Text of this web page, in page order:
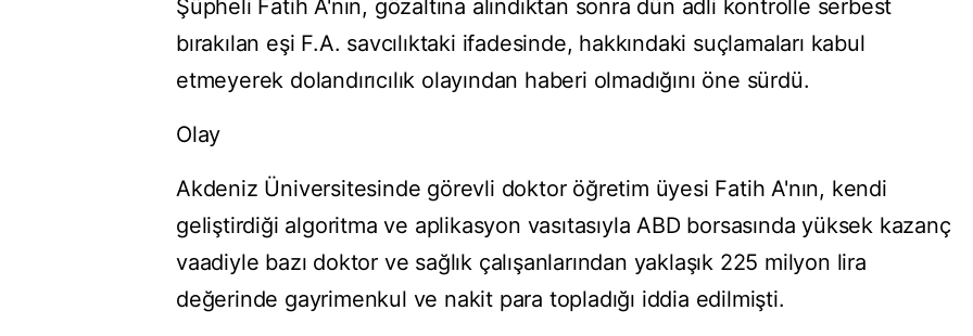
Şüpheli Fatih A'nın, gözaltına alındıktan sonra dün adli kontrolle serbest
bırakılan eşi F.A. savcılıktaki ifadesinde, hakkındaki suçlamaları kabul
etmeyerek dolandırıcılık olayından haberi olmadığını öne sürdü.
Olay
Akdeniz Üniversitesinde görevli doktor öğretim üyesi Fatih A'nın, kendi
geliştirdiği algoritma ve aplikasyon vasıtasıyla ABD borsasında yüksek kazanç
vaadiyle bazı doktor ve sağlık çalışanlarından yaklaşık 225 milyon lira
değerinde gayrimenkul ve nakit para topladığı iddia edilmişti.